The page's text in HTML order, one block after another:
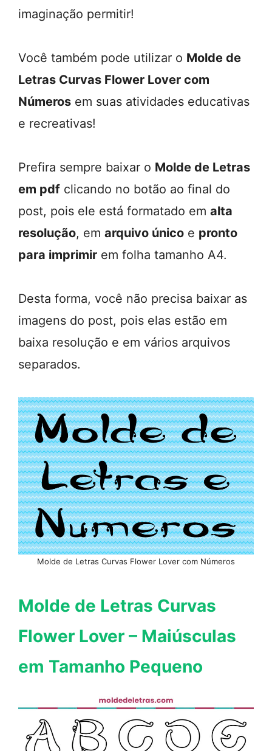
imaginação permitir!
Você também pode utilizar o Molde de
Letras Curvas Flower Lover com
Números em suas atividades educativas
e recreativas!
Prefira sempre baixar o Molde de Letras
em pdf clicando no botão ao final do
post, pois ele está formatado em alta
resolução, em arquivo único e pronto
para imprimir em folha tamanho A4.
Desta forma, você não precisa baixar as
imagens do post, pois elas estão em
baixa resolução e em vários arquivos
separados.
Molde de Letras Curvas Flower Lover com Números
Molde de Letras Curvas
Flower Lover – Maiúsculas
em Tamanho Pequeno